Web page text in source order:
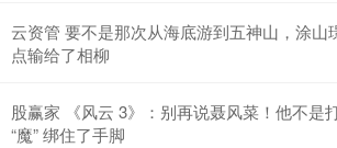
云资管 要不是那次从海底游到五神山，涂山
点输给了相柳
股赢家 《风云 3》：别再说聂风菜！他不是
“魔” 绑住了手脚